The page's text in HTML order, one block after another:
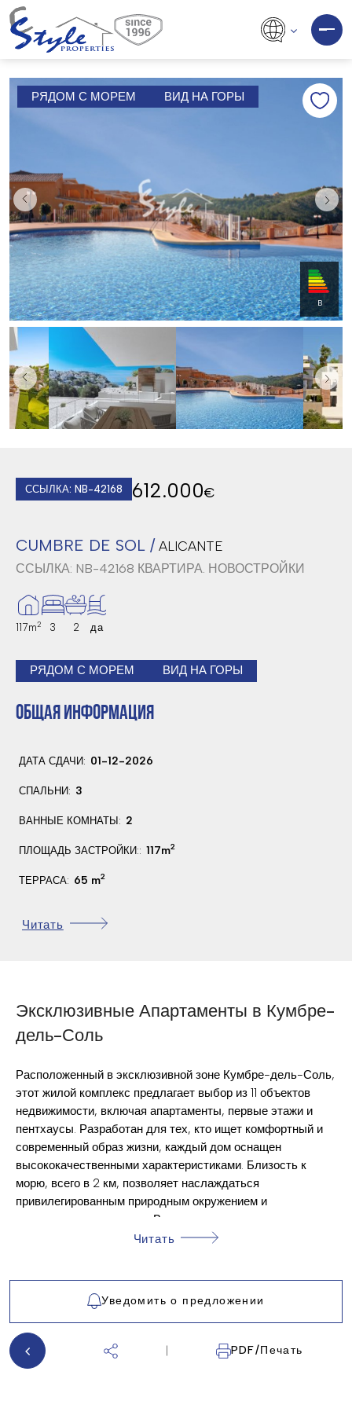
РЯДОМ С МОРЕМ ВИД НА ГОРЫ
B
ССЫЛКА: NB-42168 612.000€
CUMBRE DE SOL / ALICANTE
ССЫЛКА: NB-42168 КВАРТИРА. НОВОСТРОЙКИ
117m2 3 2 да
РЯДОМ С МОРЕМ ВИД НА ГОРЫ
ОБЩАЯ ИНФОРМАЦИЯ
ДАТА СДАЧИ: 01-12-2026
СПАЛЬНИ: 3
ВАННЫЕ КОМНАТЫ: 2
ПЛОЩАДЬ ЗАСТРОЙКИ:: 117m2
ТЕРРАСА: 65 m2
РАССТОЯНИЕ ДО ОБЪЕКТОВ РАЗВЛЕЧЕНИЙ:
GREEN AREAS
KITCHEN: FURNISHED+APPLIANCES
NEAR SEA
MOUNTAIN VIEWS
BUILT-IN CABINETS
Читать
Эксклюзивные Апартаменты в Кумбре-
дель-Соль
Расположенный в эксклюзивной зоне Кумбре-дель-Соль,
этот жилой комплекс предлагает выбор из 11 объектов
недвижимости, включая апартаменты, первые этажи и
пентхаусы. Разработан для тех, кто ищет комфортный и
современный образ жизни, каждый дом оснащен
высококачественными характеристиками. Близость к
морю, всего в 2 км, позволяет наслаждаться
привилегированным природным окружением и
впечатляющими видами. Варианты планировки включают
жилье с 2 и 3 спальнями, все с 2 ванными комнатами, что
ВНЕШНИЕ ЗОНЫ
Экстерьеры этих домов спроектированы для
максимального наслаждения средиземноморским
климатом. Каждое жилье имеет частную террасу,
Читать
PDF/Печать
Уведомить о предложении